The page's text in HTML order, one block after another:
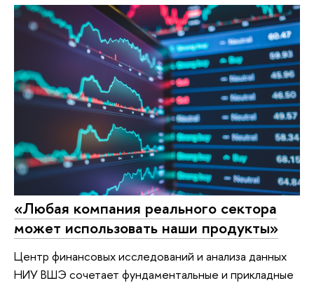
«Любая компания реального сектора
может использовать наши продукты»
Центр финансовых исследований и анализа данных
НИУ ВШЭ сочетает фундаментальные и прикладные